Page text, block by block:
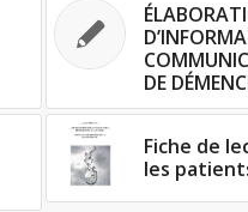
DE
Fiche de
les